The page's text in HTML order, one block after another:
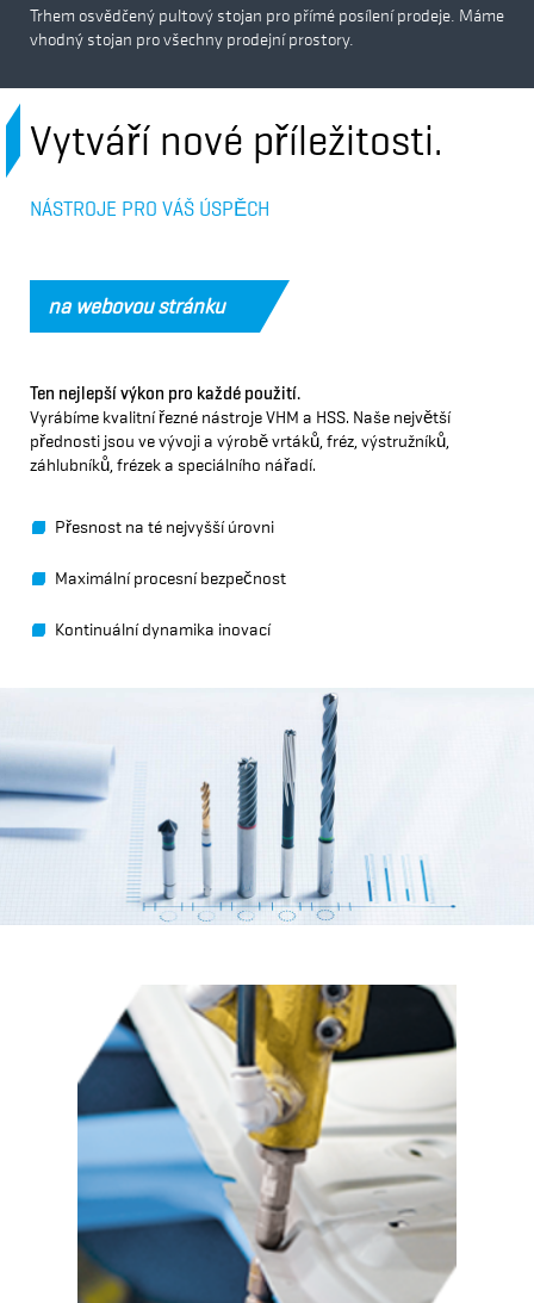
Trhem osvědčený pultový stojan pro přímé posílení prodeje. Máme
vhodný stojan pro všechny prodejní prostory.
Vytváří nové příležitosti.
NÁSTROJE PRO VÁŠ ÚSPĚCH
na webovou stránku
Ten nejlepší výkon pro každé použití.
Vyrábíme kvalitní řezné nástroje VHM a HSS. Naše největší
přednosti jsou ve vývoji a výrobě vrtáků, fréz, výstružníků,
záhlubníků, frézek a speciálního nářadí.
Přesnost na té nejvyšší úrovni
Maximální procesní bezpečnost
Kontinuální dynamika inovací